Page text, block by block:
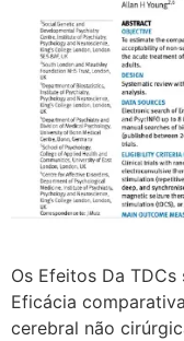
Os Efeitos Da
Eficácia
cerebral não